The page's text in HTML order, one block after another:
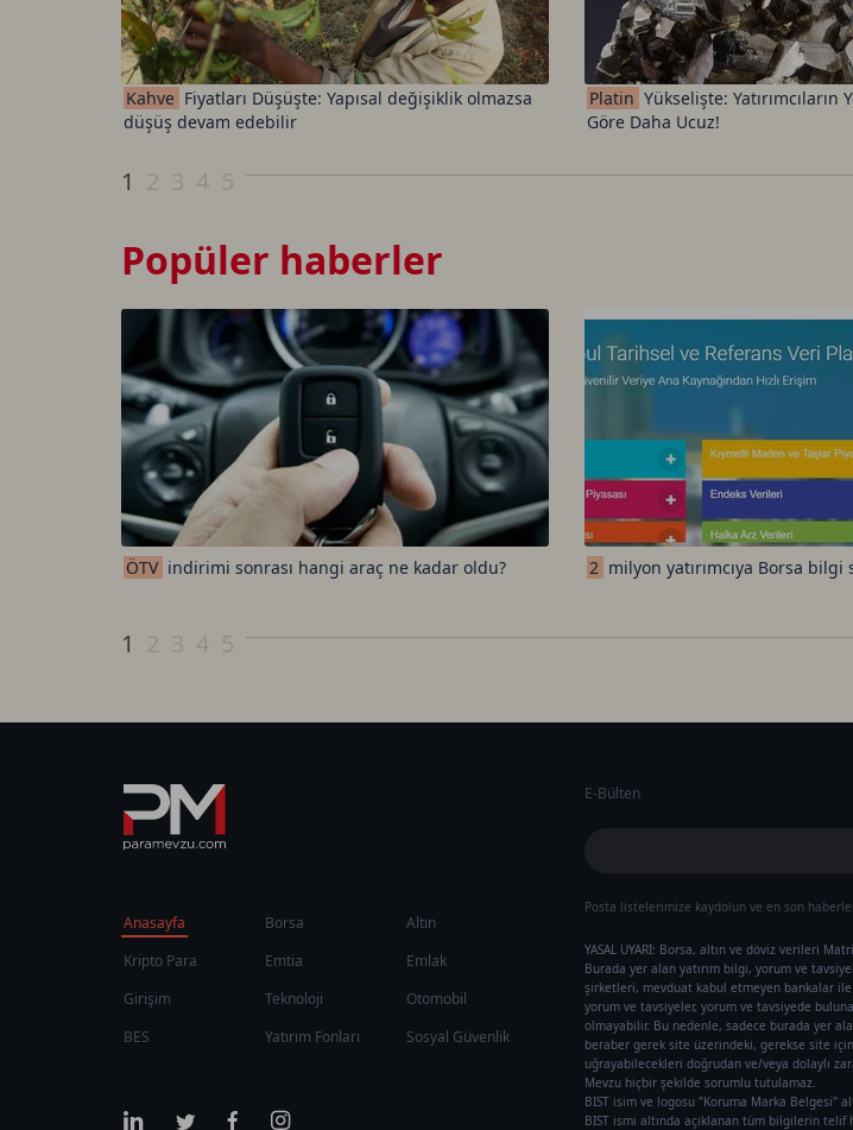
Kahve Fiyatları Düşüşte: Yapısal değişiklik olmazsa
düşüş devam edebilir
Platin Yükselişte: Yatırımcıların
Göre Daha Ucuz!
1
Popüler haberler
ÖTV indirimi sonrası hangi araç ne kadar oldu? 2 milyon yatırımcıya Borsa bilgi
1
Anasayfa Borsa
Altın
Kripto Para
Emtia
Emlak
Girişim
Teknoloji
Otomobil
BES
Yatırım Fonları Sosyal Güvenlik
E-Bülten
Posta listelerimize kaydolun ve en son
YASAL UYARI: Borsa, altın ve döviz verileri
Burada yer alan yatırım bilgi, yorum ve
şirketleri, mevduat kabul etmeyen bankalar ile
yorum ve tavsiyeler, yorum ve tavsiyede
olmayabilir. Bu nedenle, sadece burada yer
beraber gerek site üzerindeki, gerekse site
uğrayabilecekleri doğrudan ve/veya dolaylı
Mevzu hiçbir şekilde sorumlu tutulamaz.
BIST isim ve logosu "Koruma Marka Belgesi"
BIST ismi altında açıklanan tüm bilgilerin telif